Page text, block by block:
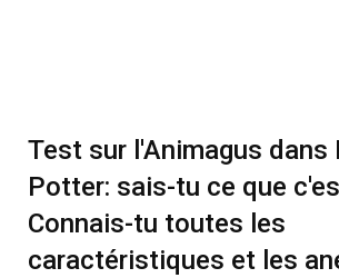
Test sur l'Animagus dans
Potter: sais-tu ce que
Connais-tu toutes les
caractéristiques et les